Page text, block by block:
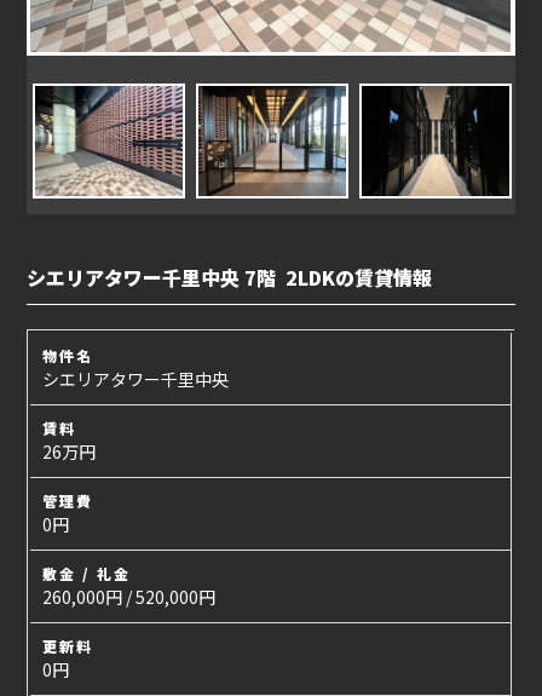
シエリアタワー千里中央 7階 2LDKの賃貸情報
物件名
シエリアタワー千里中央
賃料
26万円
管理費
0円
敷金 / 礼金
260,000円 / 520,000円
更新料
0円